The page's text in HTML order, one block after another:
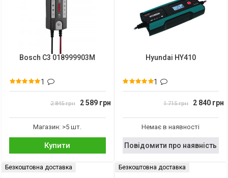
Bosch C3 018999903M
1
2 845 грн 2 589 грн
Магазин: >5 шт.
Купити
Hyundai HY410
1
1 715 грн 2 840 грн
Немає в наявності
Повідомити про наявність
Безкоштовна доставка Безкоштовна доставка